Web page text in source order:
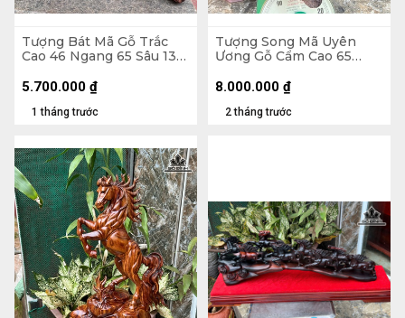
Tượng Bát Mã Gỗ Trắc
Cao 46 Ngang 65 Sâu 13
1 tháng trước
5.700.000 ₫
Tượng Song Mã Uyên
Ương Gỗ Cẩm Cao 65
2 tháng trước
8.000.000 ₫